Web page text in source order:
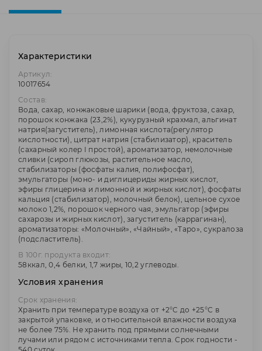
Характеристики
Артикул:
10017654
Состав:
Вода, сахар, конжаковые шарики (вода, фруктоза, сахар,
порошок конжака (23,2%), кукурузный крахмал, альгинат
натрия(загуститель), лимонная кислота(регулятор
кислотности), цитрат натрия (стабилизатор), краситель
(сахарный колер I простой), ароматизатор, немолочные
сливки (сироп глюкозы, растительное масло,
стабилизаторы (фосфаты калия, полифосфат),
эмульгаторы (моно- и диглицериды жирных кислот,
эфиры глицерина и лимонной и жирных кислот), фосфаты
кальция (стабилизатор), молочный белок), цельное сухое
молоко 1,2%, порошок черного чая, эмульгатор (эфиры
сахарозы и жирных кислот), загуститель (каррагинан),
ароматизаторы: «Молочный», «Чайный», «Таро», сукралоза
(подсластитель).
В 100г. продукта входит:
58ккал, 0,4 белки, 1,7 жиры, 10,2 углеводы.
Условия хранения
Срок хранения:
Хранить при температуре воздуха от +2°C до +25°C в
закрытой упаковке, и относительной влажности воздуха
не более 75%. Не хранить под прямыми солнечными
лучами или рядом с источниками тепла. Срок годности -